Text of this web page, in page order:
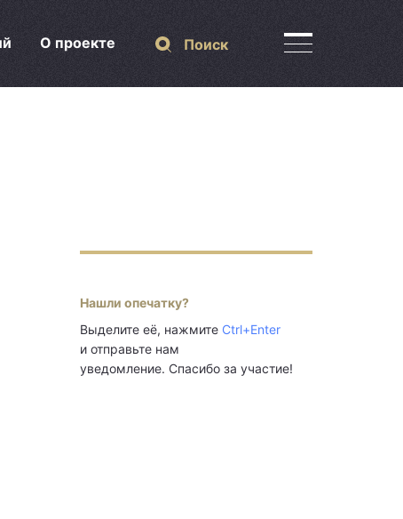
О проекте Поиск
Нашли опечатку?
Выделите её, нажмите Ctrl+Enter
и отправьте нам
уведомление. Спасибо за участие!